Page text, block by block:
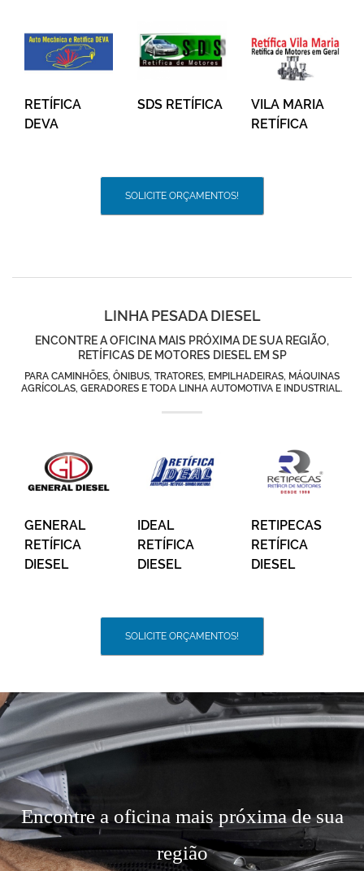
RETÍFICA
DEVA
SDS RETÍFICA
VILA MARIA
RETÍFICA
SOLICITE ORÇAMENTOS!
LINHA PESADA DIESEL
ENCONTRE A OFICINA MAIS PRÓXIMA DE SUA REGIÃO,
RETÍFICAS DE MOTORES DIESEL EM SP
PARA CAMINHÕES, ÔNIBUS, TRATORES, EMPILHADEIRAS, MÁQUINAS
AGRÍCOLAS, GERADORES E TODA LINHA AUTOMOTIVA E INDUSTRIAL.
GENERAL
RETÍFICA
DIESEL
IDEAL
RETÍFICA
DIESEL
RETIPECAS
RETÍFICA
DIESEL
SOLICITE ORÇAMENTOS!
Encontre a oficina mais próxima de sua
região